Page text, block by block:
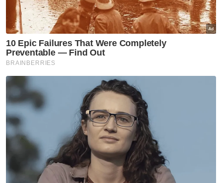
Pertandingan Pelita Raya
Hadiah
Gong Badak
PeliTer @ KSNT 2025
Artikel Disyorkan